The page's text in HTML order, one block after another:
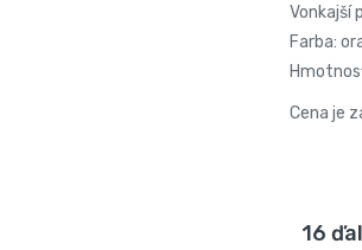
Vonkajší
Farba:
Cena je
16